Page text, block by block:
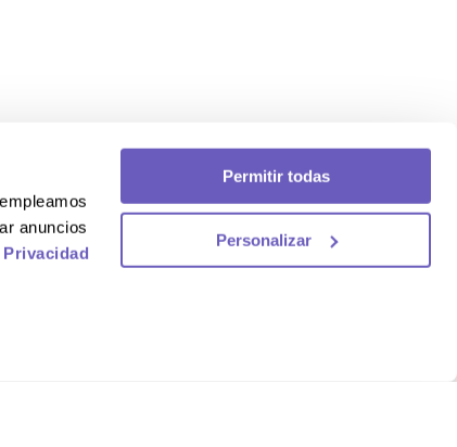
anuncios
Permitir todas
Personalizar